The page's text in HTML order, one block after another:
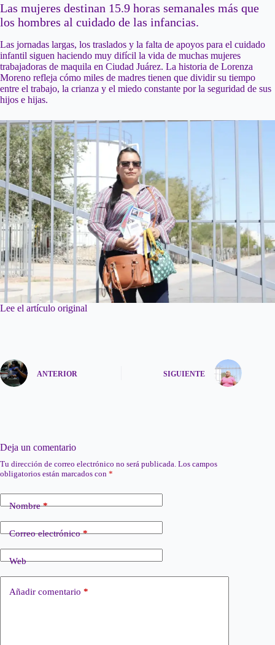
Las mujeres destinan 15.9 horas semanales más que
los hombres al cuidado de las infancias.
Las jornadas largas, los traslados y la falta de apoyos para el cuidado
infantil siguen haciendo muy difícil la vida de muchas mujeres
trabajadoras de maquila en Ciudad Juárez. La historia de Lorenza
Moreno refleja cómo miles de madres tienen que dividir su tiempo
entre el trabajo, la crianza y el miedo constante por la seguridad de sus
hijos e hijas.
Lee el artículo original
ANTERIOR SIGUIENTE
Deja un comentario
Tu dirección de correo electrónico no será publicada. Los campos
obligatorios están marcados con *
Nombre*
Correo electrónico*
Web
Añadir comentario *